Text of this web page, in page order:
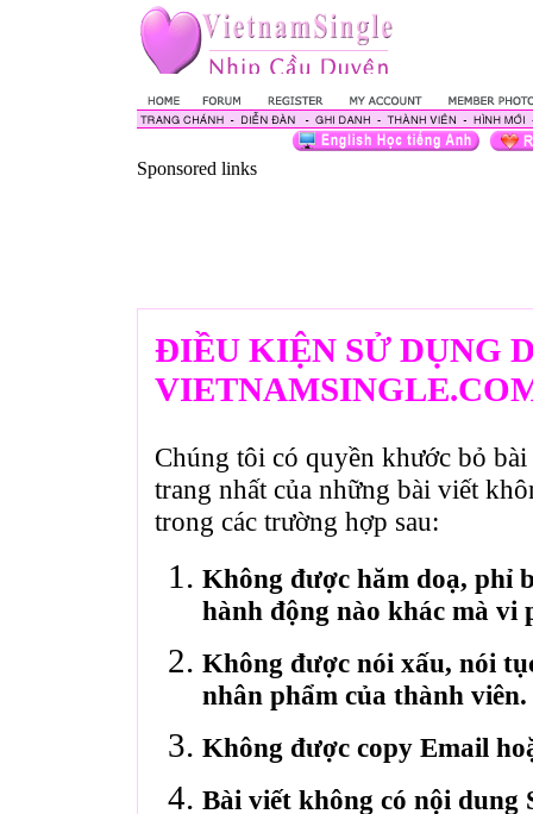
Sponsored links
ĐIỀU KIỆN SỬ DỤNG
Chúng tôi có quyền khước bỏ
trang nhất của những bài viết
trong các trường hợp sau:
Không được hăm doạ, phỉ
hành động nào khác mà vi
Không được nói xấu, nói
nhân phẩm của thành viên.
Không được copy Email
Bài viết không có nội dung